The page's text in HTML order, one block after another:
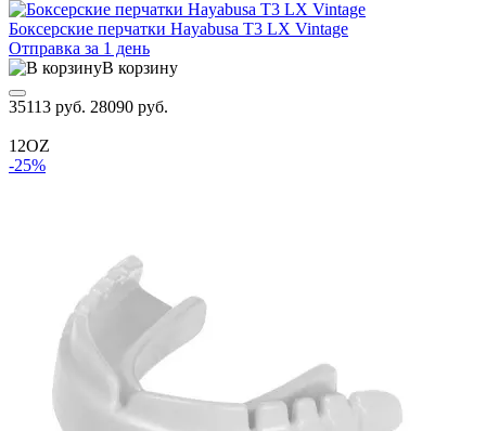
Боксерские перчатки Hayabusa T3 LX Vintage
Отправка за 1 день
В корзину
35113 руб. 28090 руб.
12OZ
-25%